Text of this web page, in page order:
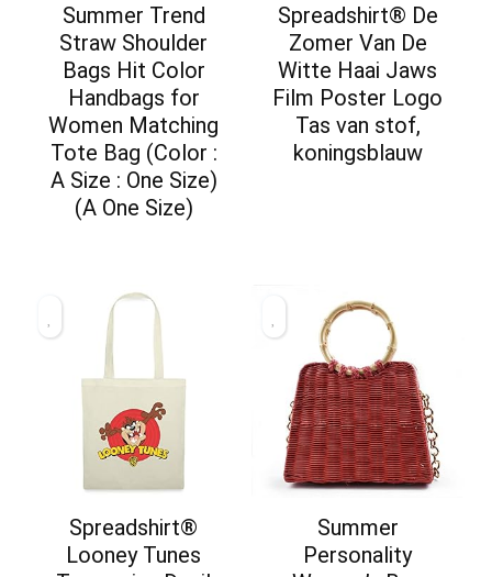
Summer Trend
Straw Shoulder
Bags Hit Color
Handbags for
Women Matching
Tote Bag (Color :
A Size : One Size)
(A One Size)
Spreadshirt® De
Zomer Van De
Witte Haai Jaws
Film Poster Logo
Tas van stof,
koningsblauw
Spreadshirt®
Looney Tunes
Summer
Personality